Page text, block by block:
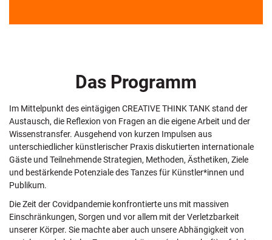
Das Programm
Im Mittelpunkt des eintägigen CREATIVE THINK TANK stand der
Austausch, die Reflexion von Fragen an die eigene Arbeit und der
Wissenstransfer. Ausgehend von kurzen Impulsen aus
unterschiedlicher künstlerischer Praxis diskutierten internationale
Gäste und Teilnehmende Strategien, Methoden, Ästhetiken, Ziele
und bestärkende Potenziale des Tanzes für Künstler*innen und
Publikum.
Die Zeit der Covidpandemie konfrontierte uns mit massiven
Einschränkungen, Sorgen und vor allem mit der Verletzbarkeit
unserer Körper. Sie machte aber auch unsere Abhängigkeit von